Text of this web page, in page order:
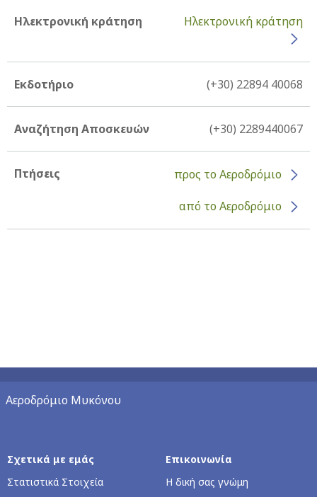
Ηλεκτρονική κράτηση Ηλεκτρονική κράτηση
Εκδοτήριο (+30) 22894 40068
Αναζήτηση Αποσκευών (+30) 2289440067
Πτήσεις προς το Αεροδρόμιο
από το Αεροδρόμιο
Αεροδρόμιο Μυκόνου
Σχετικά με εμάς
Στατιστικά Στοιχεία
Επικοινωνία
Η δική σας γνώμη